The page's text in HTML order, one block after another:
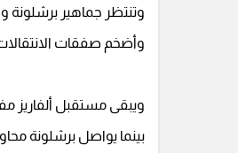
وتنتظر جماهير برشلونة
وأضخم صفقات
ويبقى مستقبل ألفاريز
بينما يواصل برشلونة